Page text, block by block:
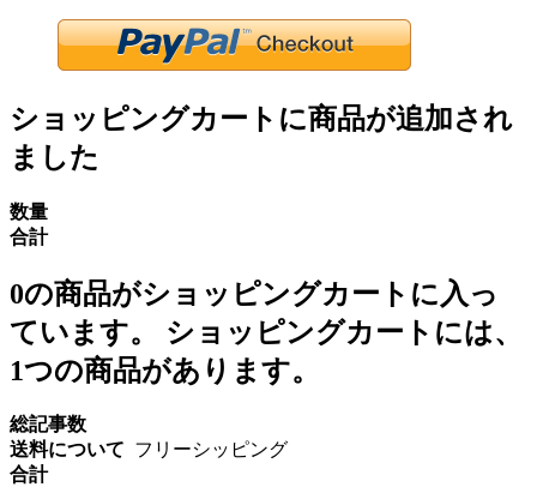
ショッピングカートに商品が追加され
ました
数量
合計
0の商品がショッピングカートに入っ
ています。 ショッピングカートには、
1つの商品があります。
総記事数
送料について フリーシッピング
合計